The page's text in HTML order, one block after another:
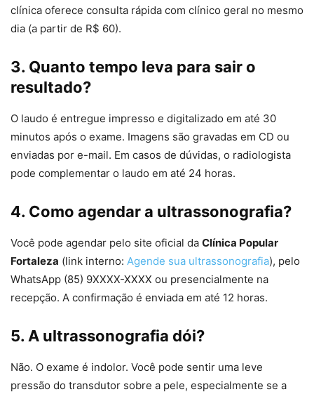
clínica oferece consulta rápida com clínico geral no mesmo
dia (a partir de R$ 60).
3. Quanto tempo leva para sair o
resultado?
O laudo é entregue impresso e digitalizado em até 30
minutos após o exame. Imagens são gravadas em CD ou
enviadas por e-mail. Em casos de dúvidas, o radiologista
pode complementar o laudo em até 24 horas.
4. Como agendar a ultrassonografia?
Você pode agendar pelo site oficial da Clínica Popular
Fortaleza (link interno: Agende sua ultrassonografia), pelo
WhatsApp (85) 9XXXX-XXXX ou presencialmente na
recepção. A confirmação é enviada em até 12 horas.
5. A ultrassonografia dói?
Não. O exame é indolor. Você pode sentir uma leve
pressão do transdutor sobre a pele, especialmente se a